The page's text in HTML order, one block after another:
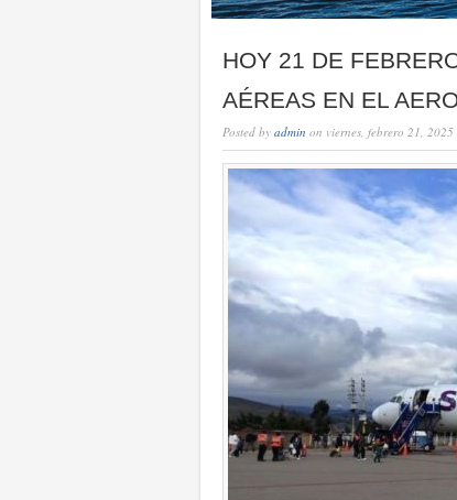
HOY 21 DE
AÉREAS EN EL
Posted by admin on viernes, febrero 21, 2025